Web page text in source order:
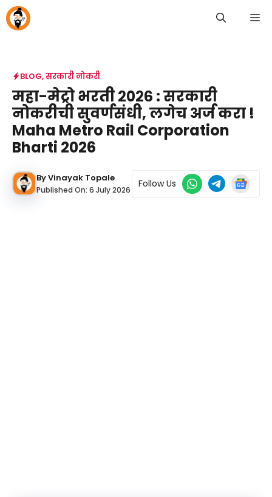
Skip
to
content
BLOG,सरकारी नोकरी
महा-मेट्रो भरती २०२६ : सरकारी
नोकरीची सुवर्णसंधी, लगेच अर्ज करा !
Maha Metro Rail Corporation
Bharti 2026
ByVinayak Topale
Published On: 6 July 2026
Follow Us